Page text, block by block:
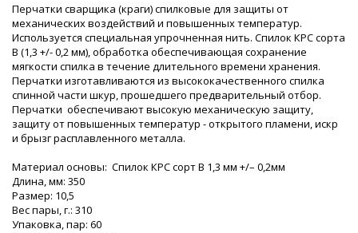
Перчатки сварщика (краги) спилковые для защиты от
механических воздействий и повышенных температур.
Используется специальная упрочненная нить. Спилок КРС сорта
В (1,3 +/- 0,2 мм), обработка обеспечивающая сохранение
мягкости спилка в течение длительного времени хранения.
Перчатки изготавливаются из высококачественного спилка
спинной части шкур, прошедшего предварительный отбор.
Перчатки обеспечивают высокую механическую защиту,
защиту от повышенных температур - открытого пламени, искр
и брызг расплавленного металла.
Материал основы: Спилок КРС сорт В 1,3 мм +/– 0,2мм
Длина, мм: 350
Размер: 10,5
Вес пары, г.: 310
Упаковка, пар: 60